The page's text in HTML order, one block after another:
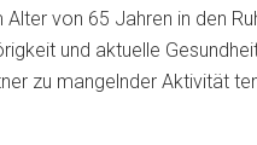
von 65 Jahren in den
und aktuelle
zu mangelnder Aktivität